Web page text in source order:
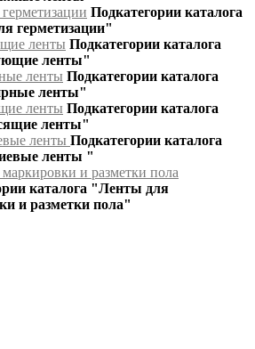
Подкатегории каталога
герметизации"
ленты Подкатегории каталога
ленты"
ленты Подкатегории каталога
ленты"
ленты Подкатегории каталога
ленты"
ленты Подкатегории каталога
ленты "
и разметки пола
каталога "Ленты для
и разметки пола"